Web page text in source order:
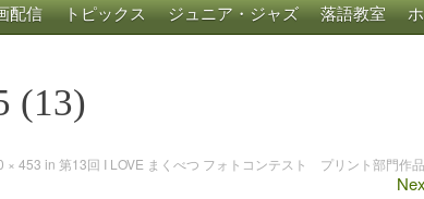
ール
配信 トピックス ジュニア・ジャズ 落語教室
(13)
× 453 in 第13回 I LOVE まくべつ フォトコンテスト プリント部門作